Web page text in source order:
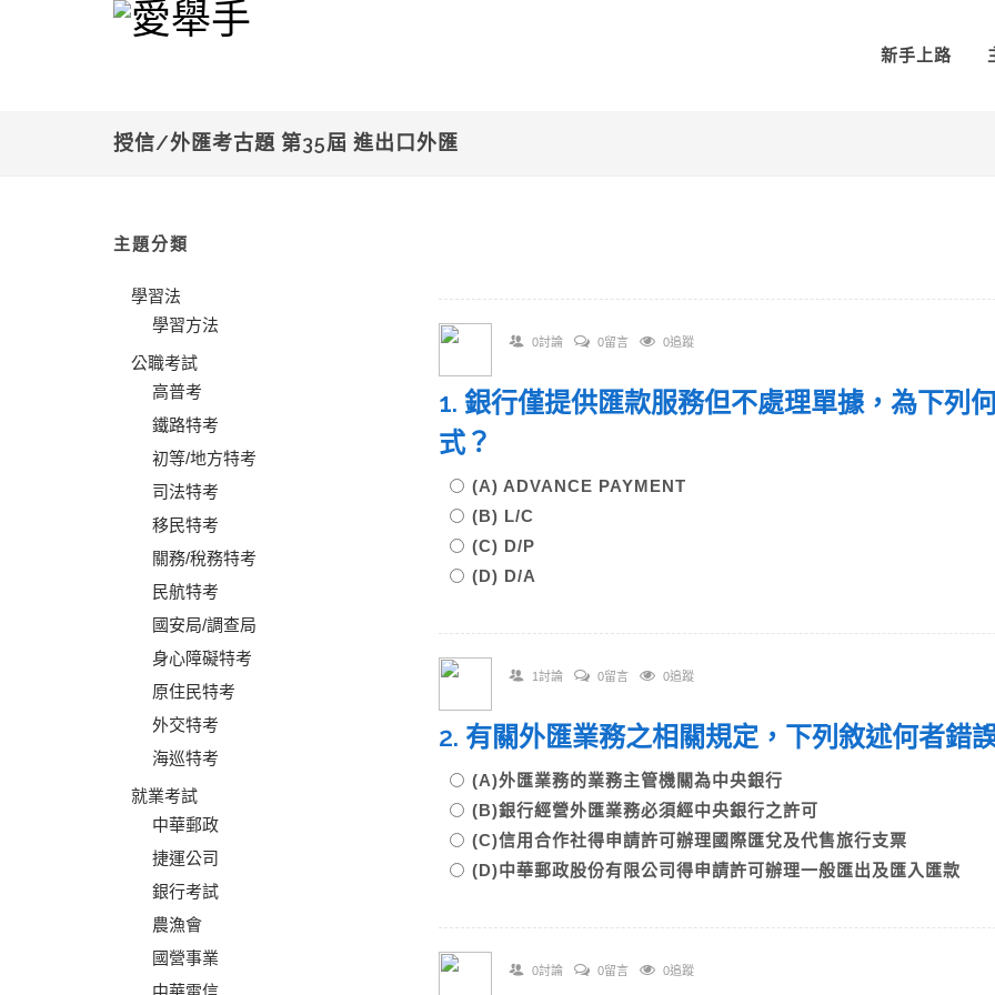
新手上路
授信/外匯考古題 第35屆 進出口外匯
主題分類
學習法
學習方法
公職考試
高普考
鐵路特考
初等/地方特考
司法特考
移民特考
關務/稅務特考
民航特考
國安局/調查局
身心障礙特考
原住民特考
外交特考
海巡特考
就業考試
中華郵政
捷運公司
銀行考試
農漁會
國營事業
中華電信
0討論 0留言 0追蹤
1. 銀行僅提供匯款服務但不處理單據，為下列
式？
(A) ADVANCE PAYMENT
(B) L/C
(C) D/P
(D) D/A
1討論 0留言 0追蹤
2. 有關外匯業務之相關規定，下列敘述何者錯
(A)外匯業務的業務主管機關為中央銀行
(B)銀行經營外匯業務必須經中央銀行之許可
(C)信用合作社得申請許可辦理國際匯兌及代售旅行支票
(D)中華郵政股份有限公司得申請許可辦理一般匯出及匯入匯款
0討論 0留言 0追蹤